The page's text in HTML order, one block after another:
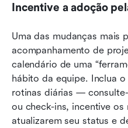
Incentive a adoção
Uma das mudanças mais
acompanhamento de
calendário de uma
hábito da equipe. Inclua
rotinas diárias —
ou check-ins, incentive os
atualizarem seu status e